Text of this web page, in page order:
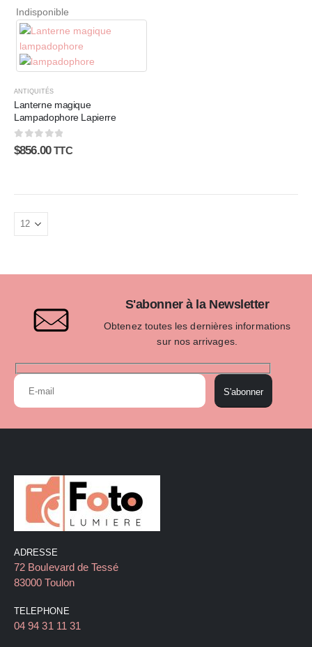
Indisponible
ANTIQUITÉS
Lanterne magique
Lampadophore Lapierre
0sur 5
$856.00 TTC
S'abonner à la Newsletter
Obtenez toutes les dernières informations
sur nos arrivages.
S'abonner
ADRESSE
72 Boulevard de Tessé
83000 Toulon
TELEPHONE
04 94 31 11 31